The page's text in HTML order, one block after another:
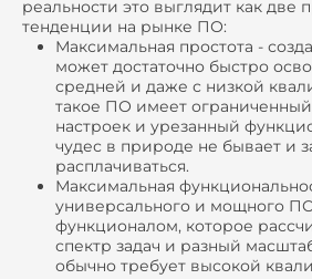
реальности это выглядит как две
тенденции на рынке ПО:
Максимальная простота -
может достаточно быстро
средней и даже с низкой
такое ПО имеет
настроек и урезанный
чудес в природе не бывает и
расплачиваться.
Максимальная
универсального и мощного
функционалом, которое
спектр задач и разный
обычно требует высокой